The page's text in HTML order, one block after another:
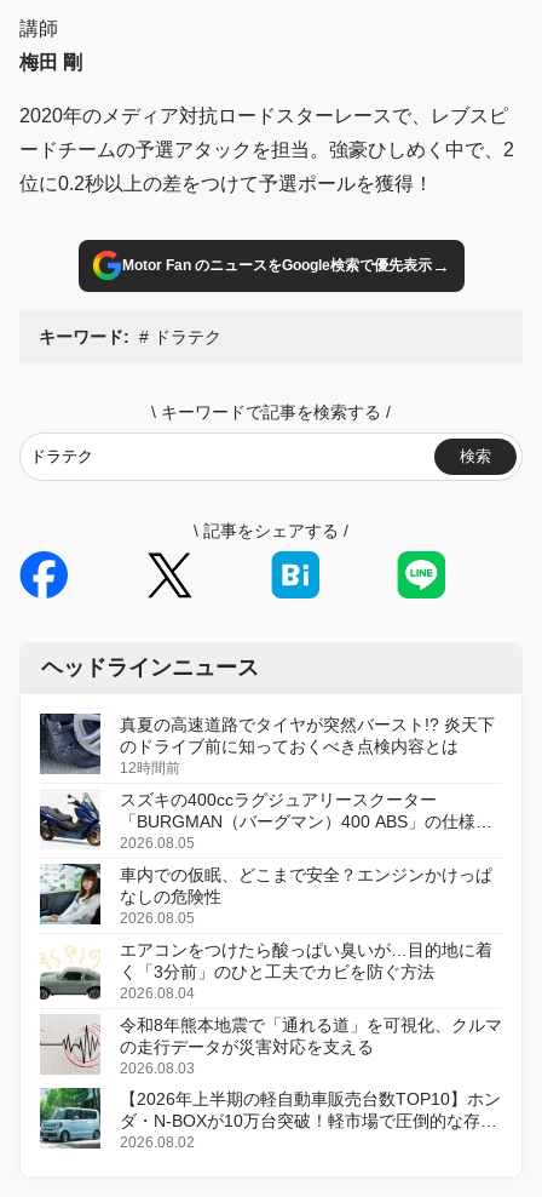
講師
梅田 剛
2020年のメディア対抗ロードスターレースで、レブスピ
ードチームの予選アタックを担当。強豪ひしめく中で、2
位に0.2秒以上の差をつけて予選ポールを獲得！
Motor Fan のニュースをGoogle検索で優先表示→
キーワード: ドラテク
\ キーワードで記事を検索する /
検索
\ 記事をシェアする /
ヘッドラインニュース
真夏の高速道路でタイヤが突然バースト!? 炎天下
のドライブ前に知っておくべき点検内容とは
12時間前
スズキの400ccラグジュアリースクーター
「BURGMAN（バーグマン）400 ABS」の仕様を
変更し、8月18日に発売
2026.08.05
車内での仮眠、どこまで安全？エンジンかけっぱ
なしの危険性
2026.08.05
エアコンをつけたら酸っぱい臭いが…目的地に着
く「3分前」のひと工夫でカビを防ぐ方法
2026.08.04
令和8年熊本地震で「通れる道」を可視化、クルマ
の走行データが災害対応を支える
2026.08.03
【2026年上半期の軽自動車販売台数TOP10】ホン
ダ・N-BOXが10万台突破！軽市場で圧倒的な存在
感
2026.08.02